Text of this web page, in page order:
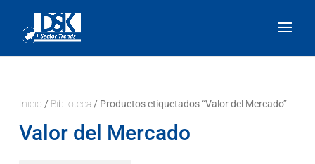
Inicio / Biblioteca/ Productos etiquetados “Valor del Mercado”
Valor del Mercado